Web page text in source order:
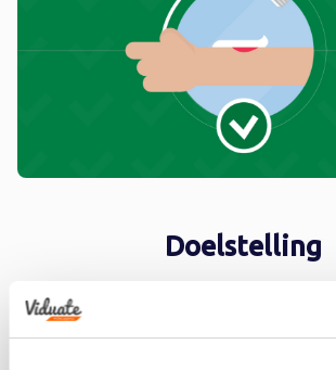
Doelstelling